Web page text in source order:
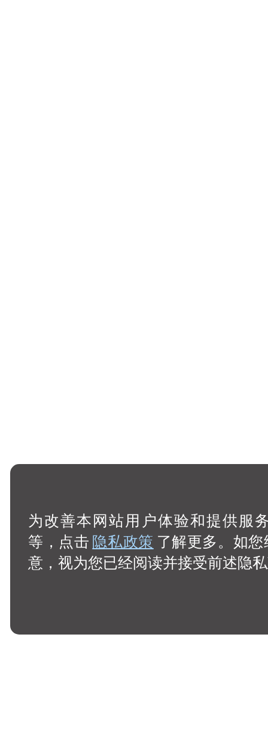
为改善本网站用户体验和提供服
等，点击隐私政策 了解更多。如
意，视为您已经阅读并接受前述隐